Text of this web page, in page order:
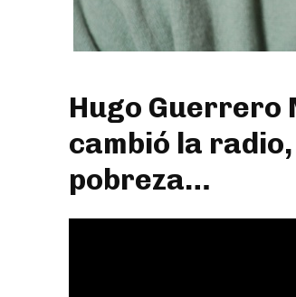
Hugo Guerrero
cambió la
pobreza…